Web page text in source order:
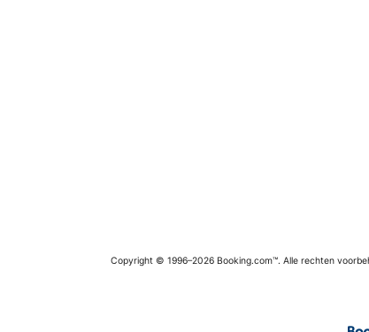
Copyright © 1996–2026 Booking.com™. Alle rechten